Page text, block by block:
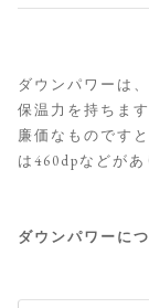
ダウンパワーは
保温力を持ちます
廉価なものです
は460dpなどがあ
ダウンパワーに